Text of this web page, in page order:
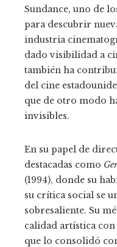
Sundance, uno de
para descubrir
industria
dado visibilidad a
también ha
del cine
que de otro modo
invisibles.
En su papel de
destacadas como
(1994), donde su
su crítica social se
sobresaliente. Su
calidad artística
que lo consolidó